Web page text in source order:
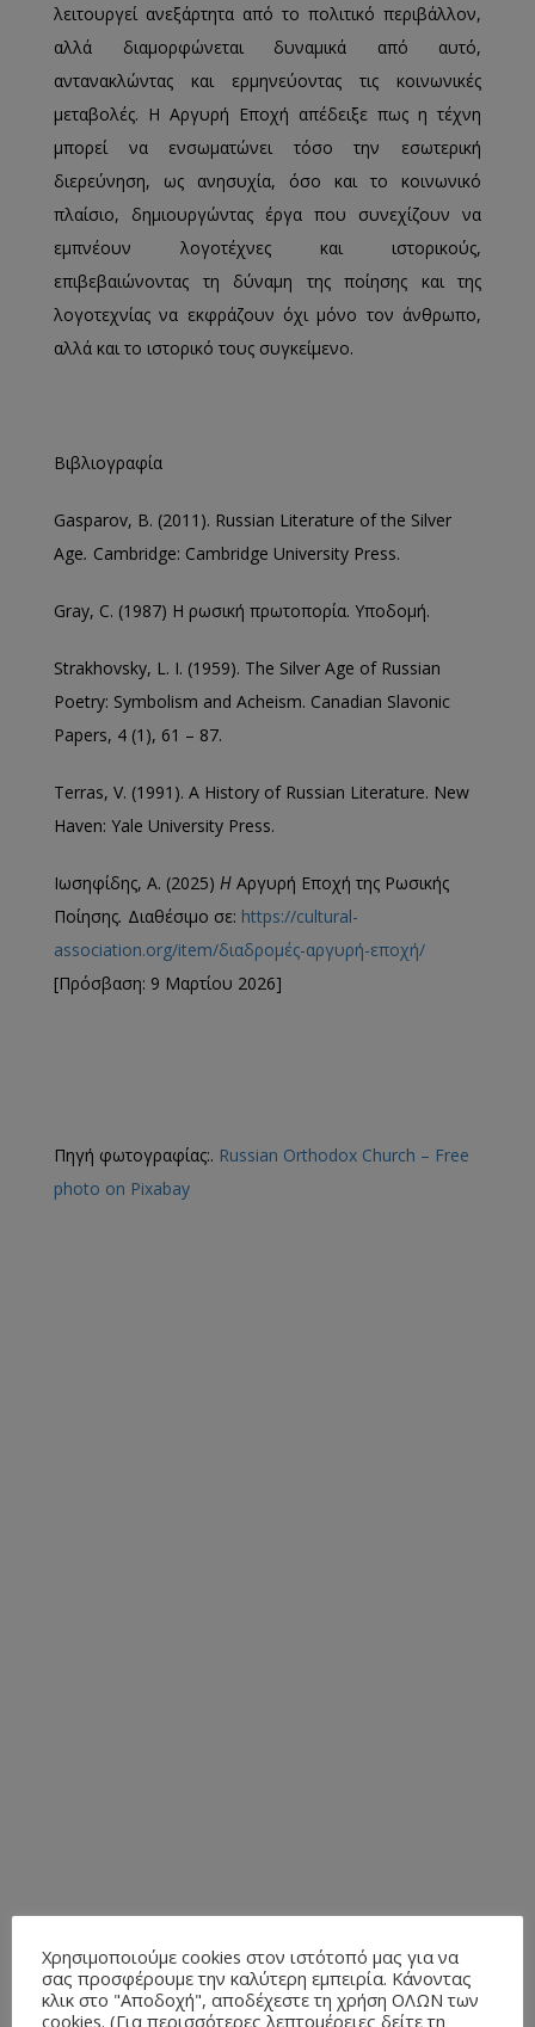
λειτουργεί ανεξάρτητα από το πολιτικό περιβάλλον,
αλλά διαμορφώνεται δυναμικά από αυτό,
αντανακλώντας και ερμηνεύοντας τις κοινωνικές
μεταβολές. Η Αργυρή Εποχή απέδειξε πως η τέχνη
μπορεί να ενσωματώνει τόσο την εσωτερική
διερεύνηση, ως ανησυχία, όσο και το κοινωνικό
πλαίσιο, δημιουργώντας έργα που συνεχίζουν να
εμπνέουν λογοτέχνες και ιστορικούς,
επιβεβαιώνοντας τη δύναμη της ποίησης και της
λογοτεχνίας να εκφράζουν όχι μόνο τον άνθρωπο,
αλλά και το ιστορικό τους συγκείμενο.
Βιβλιογραφία
Gasparov, B. (2011). Russian Literature of the Silver
Age. Cambridge: Cambridge University Press.
Gray, C. (1987) Η ρωσική πρωτοπορία. Υποδομή.
Strakhovsky, L. I. (1959). The Silver Age of Russian
Poetry: Symbolism and Acheism. Canadian Slavonic
Papers, 4 (1), 61 – 87.
Terras, V. (1991). A History of Russian Literature. New
Haven: Yale University Press.
Ιωσηφίδης, Α. (2025) Η Αργυρή Εποχή της Ρωσικής
Ποίησης. Διαθέσιμο σε: https://cultural-
association.org/item/διαδρομές-αργυρή-εποχή/
[Πρόσβαση: 9 Μαρτίου 2026]
Πηγή φωτογραφίας:. Russian Orthodox Church – Free
photo on Pixabay
Χρησιμοποιούμε cookies στον ιστότοπό μας για να
σας προσφέρουμε την καλύτερη εμπειρία. Κάνοντας
κλικ στο "Αποδοχή", αποδέχεστε τη χρήση ΟΛΩΝ των
cookies. (Για περισσότερες λεπτομέρειες δείτε τη